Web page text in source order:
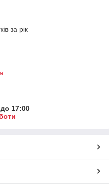
за рік
17:00